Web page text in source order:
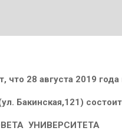
что 28 августа 2019 года
Бакинская,121)
УНИВЕРСИТЕТА